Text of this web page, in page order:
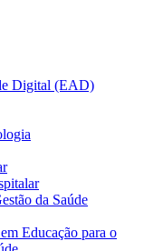
Digital (EAD)
da Saúde
Educação para o